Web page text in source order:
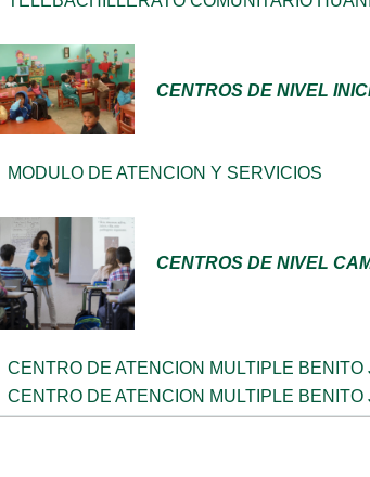
CENTROS DE NIVEL
MODULO DE ATENCION Y SERVICIOS
CENTROS DE NIVEL
CENTRO DE ATENCION MULTIPLE BENITO
CENTRO DE ATENCION MULTIPLE BENITO